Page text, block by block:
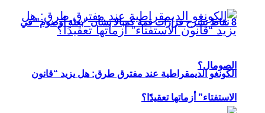
8 نقاط تشرح قرارات قمة كمبالا بشأن “بعثة أوصوم” في
الصومال؟
الكونغو الديمقراطية عند مفترق طرق: هل يزيد “قانون
الاستفتاء” أزماتها تعقيدًا؟